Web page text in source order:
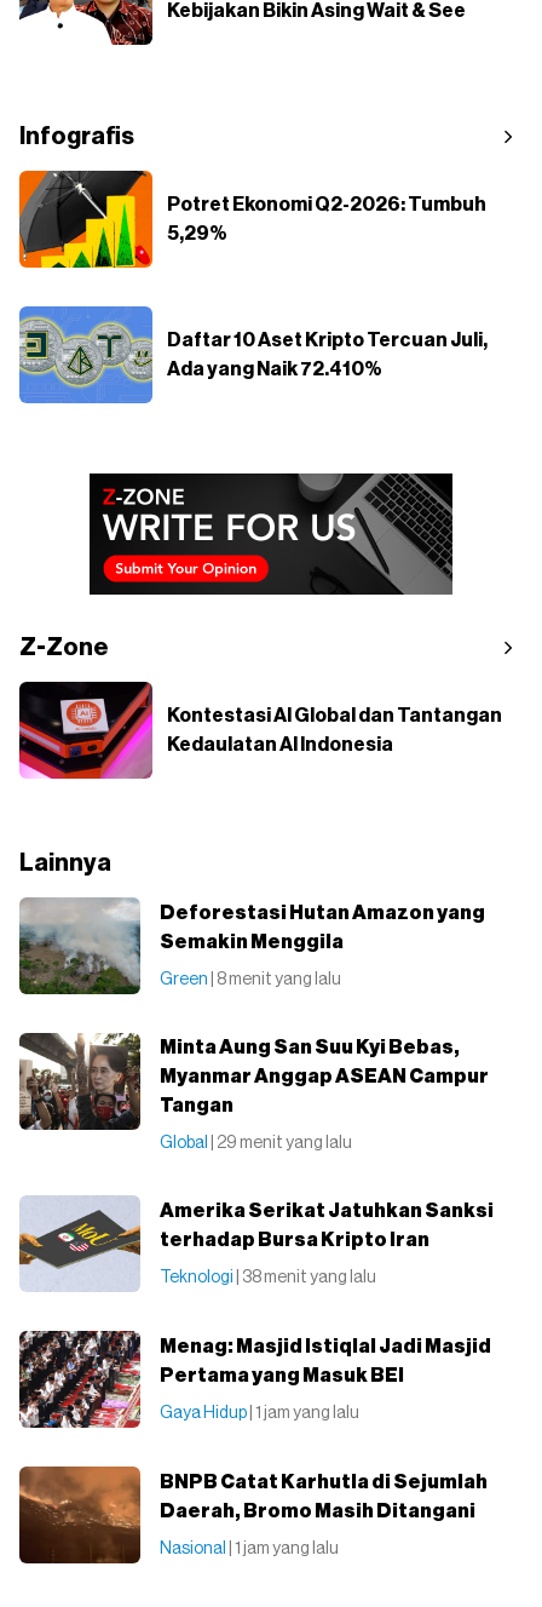
Kebijakan Bikin Asing Wait & See
Infografis
Potret Ekonomi Q2-2026: Tumbuh
5,29%
Daftar 10 Aset Kripto Tercuan Juli,
Ada yang Naik 72.410%
Z-Zone
Kontestasi AI Global dan Tantangan
Kedaulatan AI Indonesia
Lainnya
Deforestasi Hutan Amazon yang
Semakin Menggila
Green | 8 menit yang lalu
Minta Aung San Suu Kyi Bebas,
Myanmar Anggap ASEAN Campur
Tangan
Global | 29 menit yang lalu
Amerika Serikat Jatuhkan Sanksi
terhadap Bursa Kripto Iran
Teknologi | 38 menit yang lalu
Menag: Masjid Istiqlal Jadi Masjid
Pertama yang Masuk BEI
Gaya Hidup | 1 jam yang lalu
BNPB Catat Karhutla di Sejumlah
Daerah, Bromo Masih Ditangani
Nasional | 1 jam yang lalu